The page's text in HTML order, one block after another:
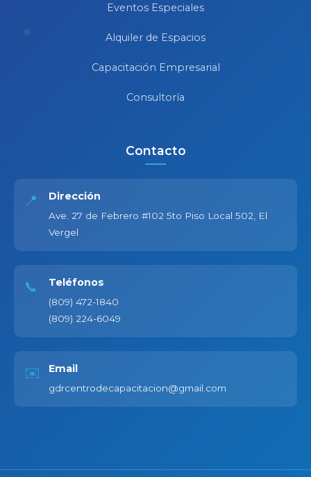
Eventos Especiales
Alquiler de Espacios
Capacitación Empresarial
Consultoría
Contacto
📍 Dirección
Ave. 27 de Febrero #102 5to Piso Local 502, El
Vergel
📞 Teléfonos
(809) 472-1840
(809) 224-6049
✉️ Email
gdrcentrodecapacitacion@gmail.com